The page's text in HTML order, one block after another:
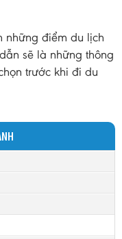
những điểm du lịch
sẽ là những thông
trước khi đi du